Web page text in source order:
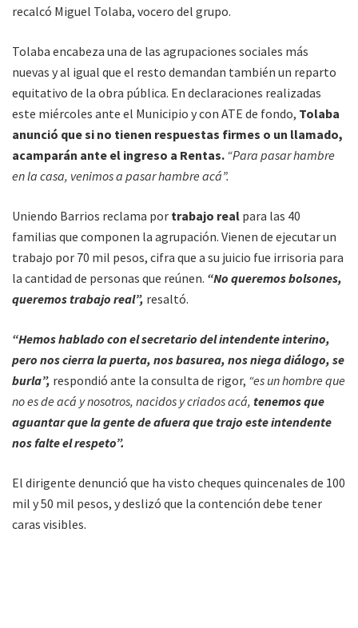
recalcó Miguel Tolaba, vocero del grupo.
Tolaba encabeza una de las agrupaciones sociales más
nuevas y al igual que el resto demandan también un reparto
equitativo de la obra pública. En declaraciones realizadas
este miércoles ante el Municipio y con ATE de fondo, Tolaba
anunció que si no tienen respuestas firmes o un llamado,
acamparán ante el ingreso a Rentas. “Para pasar hambre
en la casa, venimos a pasar hambre acá”.
Uniendo Barrios reclama por trabajo real para las 40
familias que componen la agrupación. Vienen de ejecutar un
trabajo por 70 mil pesos, cifra que a su juicio fue irrisoria para
la cantidad de personas que reúnen. “No queremos bolsones,
queremos trabajo real”, resaltó.
“Hemos hablado con el secretario del intendente interino,
pero nos cierra la puerta, nos basurea, nos niega diálogo, se
burla”, respondió ante la consulta de rigor, “es un hombre que
no es de acá y nosotros, nacidos y criados acá, tenemos que
aguantar que la gente de afuera que trajo este intendente
nos falte el respeto”.
El dirigente denunció que ha visto cheques quincenales de 100
mil y 50 mil pesos, y deslizó que la contención debe tener
caras visibles.